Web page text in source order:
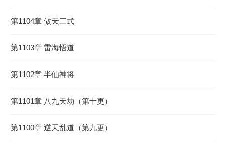
第1104章 傲天三式
第1103章 雷海悟道
第1102章 半仙神将
第1101章 八九天劫（第十更）
第1100章 逆天乱道（第九更）